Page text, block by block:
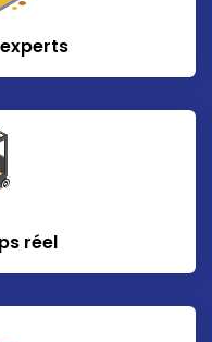
réel